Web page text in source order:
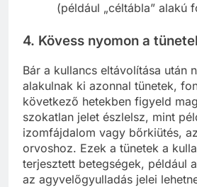
(például „céltábla” alakú
4. Kövess nyomon a
Bár a kullancs eltávolítása után
alakulnak ki azonnal tünetek,
következő hetekben figyeld
szokatlan jelet észlelsz, mint
izomfájdalom vagy bőrkiütés,
orvoshoz. Ezek a tünetek a
terjesztett betegségek, például
az agyvelőgyulladás jelei